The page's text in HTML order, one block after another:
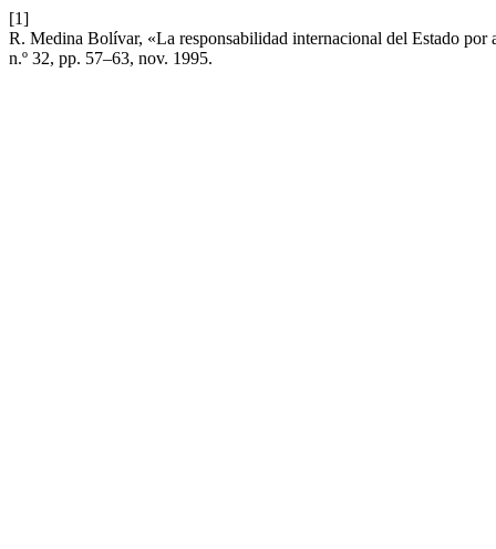
[1]
R. Medina Bolívar, «La responsabilidad internacional del Estado
n.º 32, pp. 57–63, nov. 1995.